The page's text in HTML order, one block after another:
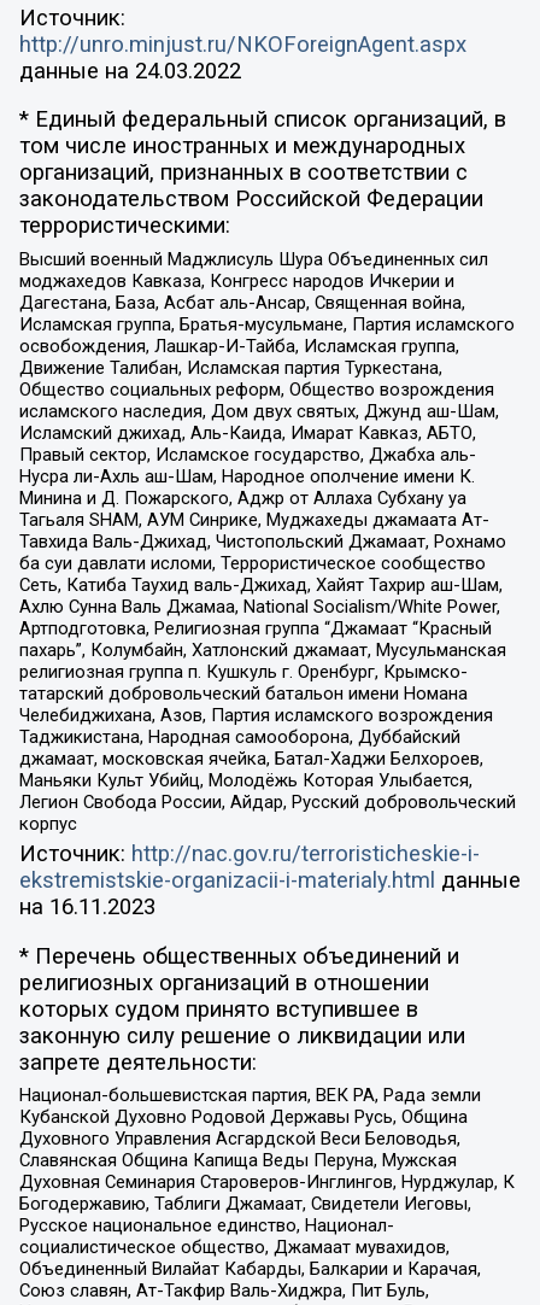
Источник:
http://unro.minjust.ru/NKOForeignAgent.aspx
данные на 24.03.2022
* Единый федеральный список организаций, в
том числе иностранных и международных
организаций, признанных в соответствии с
законодательством Российской Федерации
террористическими:
Высший военный Маджлисуль Шура Объединенных сил
моджахедов Кавказа, Конгресс народов Ичкерии и
Дагестана, База, Асбат аль-Ансар, Священная война,
Исламская группа, Братья-мусульмане, Партия исламского
освобождения, Лашкар-И-Тайба, Исламская группа,
Движение Талибан, Исламская партия Туркестана,
Общество социальных реформ, Общество возрождения
исламского наследия, Дом двух святых, Джунд аш-Шам,
Исламский джихад, Аль-Каида, Имарат Кавказ, АБТО,
Правый сектор, Исламское государство, Джабха аль-
Нусра ли-Ахль аш-Шам, Народное ополчение имени К.
Минина и Д. Пожарского, Аджр от Аллаха Субхану уа
Тагьаля SHAM, АУМ Синрике, Муджахеды джамаата Ат-
Тавхида Валь-Джихад, Чистопольский Джамаат, Рохнамо
ба суи давлати исломи, Террористическое сообщество
Сеть, Катиба Таухид валь-Джихад, Хайят Тахрир аш-Шам,
Ахлю Сунна Валь Джамаа, National Socialism/White Power,
Артподготовка, Религиозная группа “Джамаат “Красный
пахарь”, Колумбайн, Хатлонский джамаат, Мусульманская
религиозная группа п. Кушкуль г. Оренбург, Крымско-
татарский добровольческий батальон имени Номана
Челебиджихана, Азов, Партия исламского возрождения
Таджикистана, Народная самооборона, Дуббайский
джамаат, московская ячейка, Батал-Хаджи Белхороев,
Маньяки Культ Убийц, Молодёжь Которая Улыбается,
Легион Свобода России, Айдар, Русский добровольческий
корпус
Источник: http://nac.gov.ru/terroristicheskie-i-
ekstremistskie-organizacii-i-materialy.html данные
на 16.11.2023
* Перечень общественных объединений и
религиозных организаций в отношении
которых судом принято вступившее в
законную силу решение о ликвидации или
запрете деятельности:
Национал-большевистская партия, ВЕК РА, Рада земли
Кубанской Духовно Родовой Державы Русь, Община
Духовного Управления Асгардской Веси Беловодья,
Славянская Община Капища Веды Перуна, Мужская
Духовная Семинария Староверов-Инглингов, Нурджулар, К
Богодержавию, Таблиги Джамаат, Свидетели Иеговы,
Русское национальное единство, Национал-
социалистическое общество, Джамаат мувахидов,
Объединенный Вилайат Кабарды, Балкарии и Карачая,
Союз славян, Ат-Такфир Валь-Хиджра, Пит Буль,